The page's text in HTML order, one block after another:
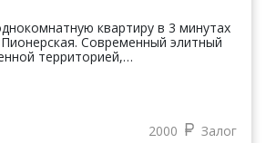
квартиру в 3 минутах
Современный элитный
территорией,
2000 Залог